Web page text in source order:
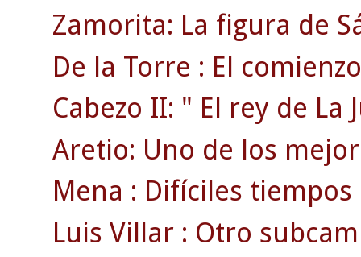
Zamorita: La figura de
De la Torre : El
Cabezo II: " El rey de La
Aretio: Uno de los
Mena : Difíciles
Luis Villar : Otro